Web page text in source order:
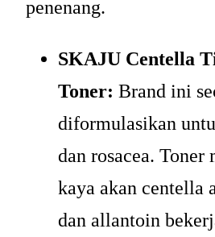
penenang.
SKAJU Centella
Toner: Brand ini
diformulasikan
dan rosacea. Toner
kaya akan centella
dan allantoin